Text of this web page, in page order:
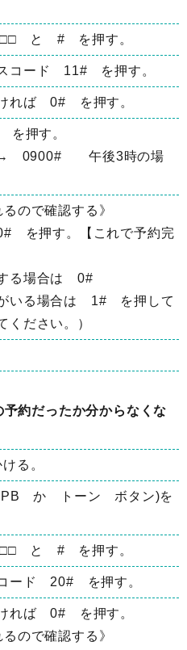
と # を押す。
コード 11# を押す。
れば 0# を押す。
押す。
→ 0900# 午後3時の場
ので確認する》
を押す。【これで予約完
する場合は 0#
いる場合は 1# を押して
ください。）
約だったか分からなくな
る。
PB か トーン ボタン)を
と # を押す。
ード 20# を押す。
れば 0# を押す。
ので確認する》